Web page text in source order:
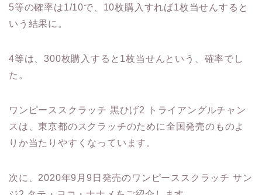
5等の確率は1/10で、10枚購入すれば1枚当せんすると
いう結果に。
4等は、300枚購入すると1枚当せんという、確率でし
た。
ワンピーススクラッチ 黒ひげ2 トライアングルチャン
スは、東京都のスクラッチのために全国発売のものよ
りか当たりやすくなっています。
次に、2020年9月9日発売のワンピーススクラッチ サン